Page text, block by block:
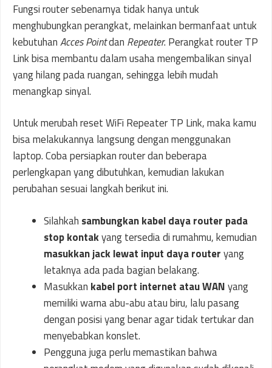
Fungsi router sebenarnya tidak hanya untuk
menghubungkan perangkat, melainkan bermanfaat untuk
kebutuhanAcces Pointdan Repeater. Perangkat router TP
Link bisa membantu dalam usaha mengembalikan sinyal
yang hilang pada ruangan, sehingga lebih mudah
menangkap sinyal.
Untuk merubah reset WiFi Repeater TP Link, maka kamu
bisa melakukannya langsung dengan menggunakan
laptop. Coba persiapkan router dan beberapa
perlengkapan yang dibutuhkan, kemudian lakukan
perubahan sesuai langkah berikut ini.
Silahkah sambungkan kabel daya router pada
stop kontakyang tersedia di rumahmu, kemudian
masukkan jack lewat input daya routeryang
letaknya ada pada bagian belakang.
Masukkan kabel port internet atau WANyang
memiliki warna abu-abu atau biru, lalu pasang
dengan posisi yang benar agar tidak tertukar dan
menyebabkan konslet.
Pengguna juga perlu memastikan bahwa